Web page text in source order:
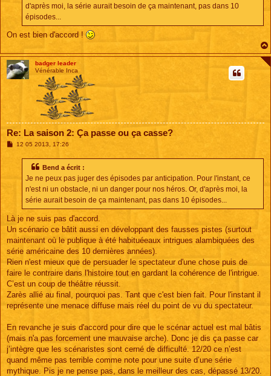
d'après moi, la série aurait besoin de ça maintenant, pas dans 10
épisodes...
On est bien d'accord !
badger leader
Vénérable Inca
Re: La saison 2: Ça passe ou ça casse?
M
12 05 2013, 17:26
Bend a écrit :
Je ne peux pas juger des épisodes par anticipation. Pour l'instant, ce
n'est ni un obstacle, ni un danger pour nos héros. Or, d'après moi, la
série aurait besoin de ça maintenant, pas dans 10 épisodes...
Là je ne suis pas d'accord.
Un scénario ce bâtit aussi en développant des fausses pistes (surtout
maintenant où le publique à été habituéeaux intrigues alambiquées des
série américaine des 10 dernières années).
Rien n'est mieux que de persuader le spectateur d'une chose puis de
faire le contraire dans l'histoire tout en gardant la cohérence de l'intrigue.
C’est un coup de théâtre réussit.
Zarès allié au final, pourquoi pas. Tant que c'est bien fait. Pour l'instant il
représente une menace diffuse mais réel du point de vu du spectateur.
En revanche je suis d'accord pour dire que le scénar actuel est mal bâtis
(mais n'a pas forcement une mauvaise arche). Donc je dis ça passe car
j’intègre que les scénaristes sont cerné de difficulté. 12/20 ce n’est
quand même pas terrible comme note pour une suite d’une série
mythique. Pis je ne pense pas, dans le meilleur des cas, dépassé 13/20.